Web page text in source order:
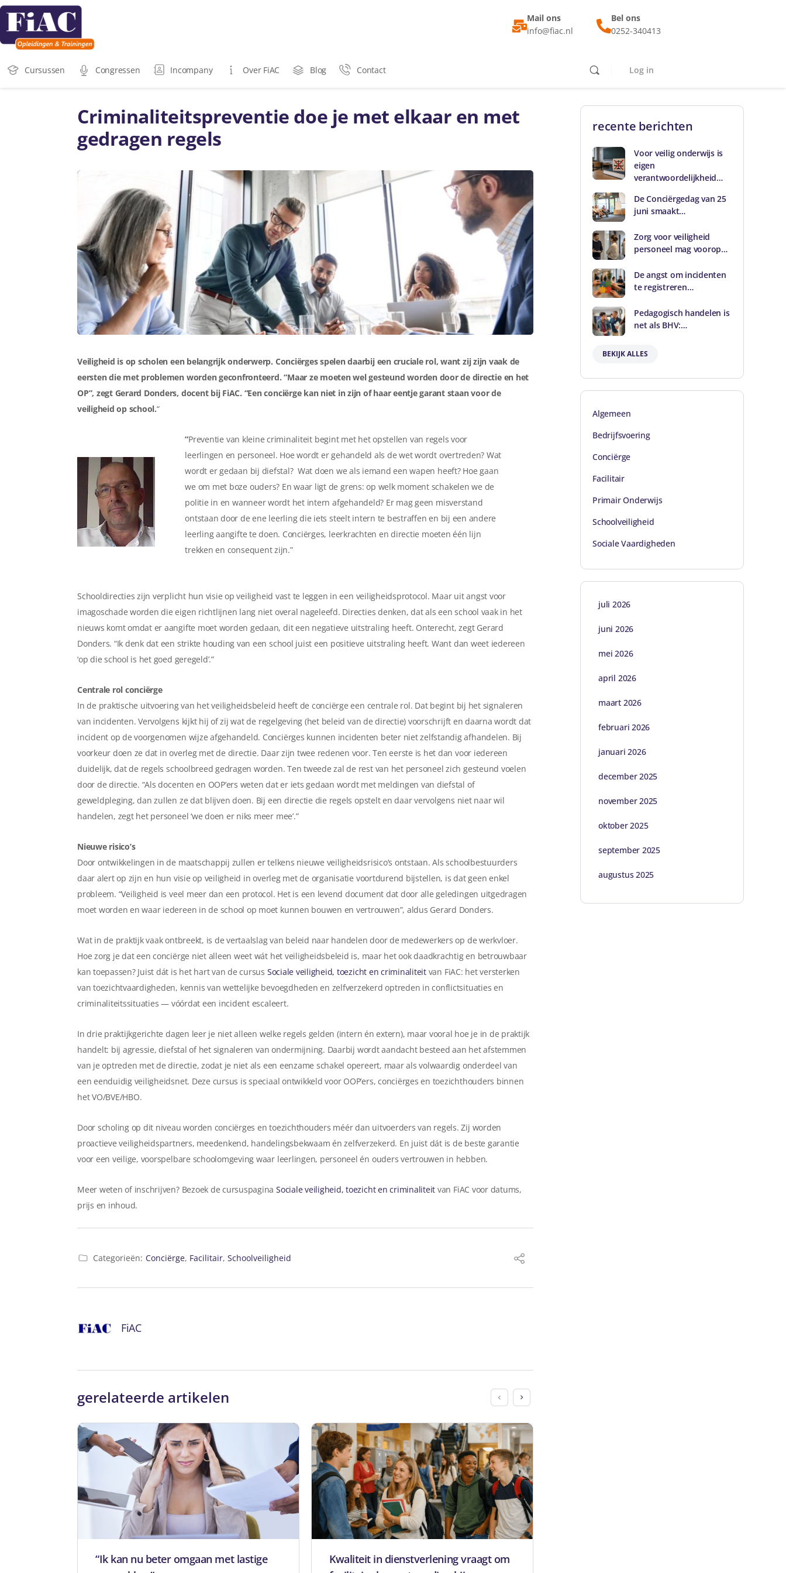
Mail ons
info@fiac.nl
Bel ons
0252-340413
Cursussen Congressen Incompany Over FiAC Blog Contact Log in
Criminaliteitspreventie doe je met elkaar en met
gedragen regels
Veiligheid is op scholen een belangrijk onderwerp. Conciërges spelen daarbij een cruciale rol, want zij zijn vaak de
eersten die met problemen worden geconfronteerd. “Maar ze moeten wel gesteund worden door de directie en het
OP”, zegt Gerard Donders, docent bij FiAC. “Een conciërge kan niet in zijn of haar eentje garant staan voor de
veiligheid op school.“
”Preventie van kleine criminaliteit begint met het opstellen van regels voor
leerlingen en personeel. Hoe wordt er gehandeld als de wet wordt overtreden? Wat
wordt er gedaan bij diefstal? Wat doen we als iemand een wapen heeft? Hoe gaan
we om met boze ouders? En waar ligt de grens: op welk moment schakelen we de
politie in en wanneer wordt het intern afgehandeld? Er mag geen misverstand
ontstaan door de ene leerling die iets steelt intern te bestraffen en bij een andere
leerling aangifte te doen. Conciërges, leerkrachten en directie moeten één lijn
trekken en consequent zijn.”
Schooldirecties zijn verplicht hun visie op veiligheid vast te leggen in een veiligheidsprotocol. Maar uit angst voor
imagoschade worden die eigen richtlijnen lang niet overal nageleefd. Directies denken, dat als een school vaak in het
nieuws komt omdat er aangifte moet worden gedaan, dit een negatieve uitstraling heeft. Onterecht, zegt Gerard
Donders. “Ik denk dat een strikte houding van een school juist een positieve uitstraling heeft. Want dan weet iedereen
‘op die school is het goed geregeld’.”
Centrale rol conciërge
In de praktische uitvoering van het veiligheidsbeleid heeft de conciërge een centrale rol. Dat begint bij het signaleren
van incidenten. Vervolgens kijkt hij of zij wat de regelgeving (het beleid van de directie) voorschrijft en daarna wordt dat
incident op de voorgenomen wijze afgehandeld. Conciërges kunnen incidenten beter niet zelfstandig afhandelen. Bij
voorkeur doen ze dat in overleg met de directie. Daar zijn twee redenen voor. Ten eerste is het dan voor iedereen
duidelijk, dat de regels schoolbreed gedragen worden. Ten tweede zal de rest van het personeel zich gesteund voelen
door de directie. “Als docenten en OOP’ers weten dat er iets gedaan wordt met meldingen van diefstal of
geweldpleging, dan zullen ze dat blijven doen. Bij een directie die regels opstelt en daar vervolgens niet naar wil
handelen, zegt het personeel ‘we doen er niks meer mee’.”
Nieuwe risico’s
Door ontwikkelingen in de maatschappij zullen er telkens nieuwe veiligheidsrisico’s ontstaan. Als schoolbestuurders
daar alert op zijn en hun visie op veiligheid in overleg met de organisatie voortdurend bijstellen, is dat geen enkel
probleem. “Veiligheid is veel meer dan een protocol. Het is een levend document dat door alle geledingen uitgedragen
moet worden en waar iedereen in de school op moet kunnen bouwen en vertrouwen”, aldus Gerard Donders.
Wat in de praktijk vaak ontbreekt, is de vertaalslag van beleid naar handelen door de medewerkers op de werkvloer.
Hoe zorg je dat een conciërge niet alleen weet wát het veiligheidsbeleid is, maar het ook daadkrachtig en betrouwbaar
kan toepassen? Juist dát is het hart van de cursus Sociale veiligheid, toezicht en criminaliteitvan FiAC: het versterken
van toezichtvaardigheden, kennis van wettelijke bevoegdheden en zelfverzekerd optreden in conflictsituaties en
criminaliteitssituaties — vóórdat een incident escaleert.
In drie praktijkgerichte dagen leer je niet alleen welke regels gelden (intern én extern), maar vooral hoe je in de praktijk
handelt: bij agressie, diefstal of het signaleren van ondermijning. Daarbij wordt aandacht besteed aan het afstemmen
van je optreden met de directie, zodat je niet als een eenzame schakel opereert, maar als volwaardig onderdeel van
een eenduidig veiligheidsnet. Deze cursus is speciaal ontwikkeld voor OOP’ers, conciërges en toezichthouders binnen
het VO/BVE/HBO.
Door scholing op dit niveau worden conciërges en toezichthouders méér dan uitvoerders van regels. Zij worden
proactieve veiligheidspartners, meedenkend, handelingsbekwaam én zelfverzekerd. En juist dát is de beste garantie
voor een veilige, voorspelbare schoolomgeving waar leerlingen, personeel én ouders vertrouwen in hebben.
Meer weten of inschrijven? Bezoek de cursuspaginaSociale veiligheid, toezicht en criminaliteit van FiAC voor datums,
prijs en inhoud.
Categorieën: Conciërge, Facilitair, Schoolveiligheid
FiAC
gerelateerde artikelen
“Ik kan nu beter omgaan met lastige
Kwaliteit in dienstverlening vraagt om
recente berichten
Voor veilig onderwijs is
eigen
verantwoordelijkheid…
De Conciërgedag van 25
juni smaakt…
Zorg voor veiligheid
personeel mag voorop…
De angst om incidenten
te registreren…
Pedagogisch handelen is
net als BHV:…
BEKIJK ALLES
Algemeen
Bedrijfsvoering
Conciërge
Facilitair
Primair Onderwijs
Schoolveiligheid
Sociale Vaardigheden
juli 2026
juni 2026
mei 2026
april 2026
maart 2026
februari 2026
januari 2026
december 2025
november 2025
oktober 2025
september 2025
augustus 2025